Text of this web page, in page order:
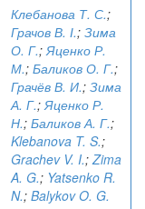
Клебанова Т. С.;
Грачов В. І.; Зима
О. Г.;Яценко Р.
М.; Баликов О. Г.;
Грачёв В. И.; Зима
А. Г.;Яценко Р.
Н.; Баликов А. Г.;
Klebanova T. S.;
Grachev V. I.;Zima
A. G.; Yatsenko R.
N.; Balykov O. G.